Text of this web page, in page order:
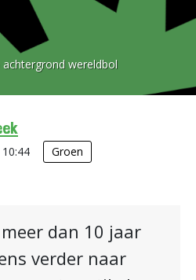
achtergrond wereldbol
Groen
dan 10 jaar
verder naar